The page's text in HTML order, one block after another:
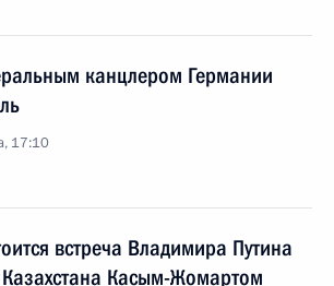
канцлером Германии
17:10
встреча Владимира Путина
Касым-Жомартом